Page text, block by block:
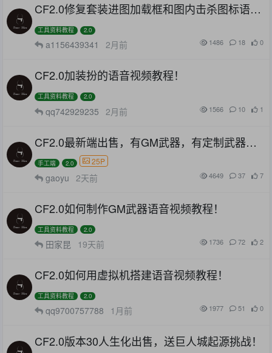
CF2.0修复套装进图加载框和图内击杀图标语音
视频教程
工具资料教程 2.0
a1156439341 2月前 1486 18 0
CF2.0加装扮的语音视频教程！
工具资料教程 2.0
qq742929235 2月前 1566 10 1
CF2.0最新端出售，有GM武器，有定制武器，
魔改地图（某音同款），仿3.0UI！
手工端 2.0 25P
gaoyu 2天前 4649 37 7
CF2.0如何制作GM武器语音视频教程！
工具资料教程 2.0
田家昆 19天前 1736 72 2
CF2.0如何用虚拟机搭建语音视频教程！
工具资料教程 2.0
qq9700757788 1月前 1977 51 0
CF2.0版本30人生化出售，送巨人城起源挑战！